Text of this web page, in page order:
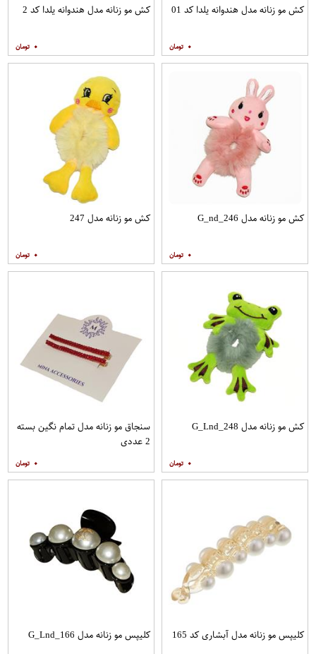
کش مو زنانه مدل هندوانه یلدا کد 01
۰
کش مو زنانه مدل هندوانه یلدا کد 2
۰
کش مو زنانه مدل G_nd_246
۰
کش مو زنانه مدل 247
۰
کش مو زنانه مدل G_Lnd_248
۰
سنجاق مو زنانه مدل تمام نگین بسته
2 عددی
۰
کلیپس مو زنانه مدل آبشاری کد 165 کلیپس مو زنانه مدل G_Lnd_166